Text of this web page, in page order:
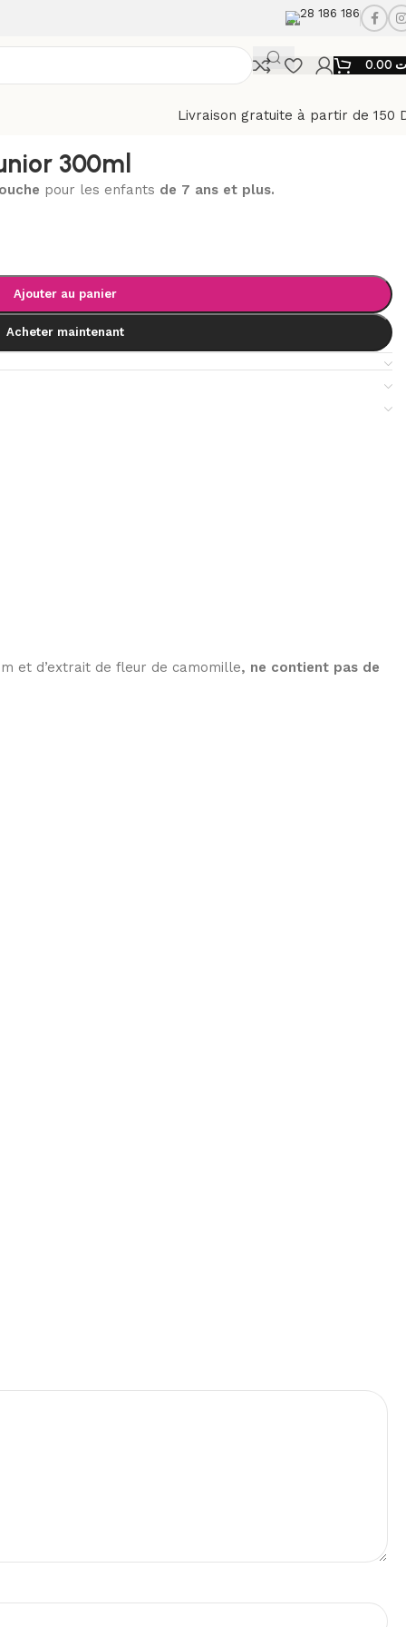
28 186 186
Livraison gratuite à partir de 150
300ml
pour les enfants de 7 ans et plus.
Ajouter au panier
Acheter maintenant
et d’extrait de fleur de camomille, ne contient pas de